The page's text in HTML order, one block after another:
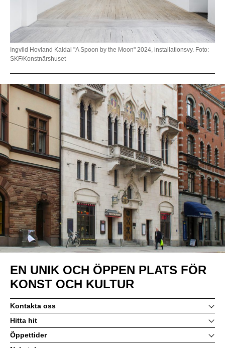
Ingvild Hovland Kaldal "A Spoon by the Moon" 2024, installationsvy. Foto:
SKF/Konstnärshuset
EN UNIK OCH ÖPPEN PLATS FÖR
KONST OCH KULTUR
Kontakta oss
Hitta hit
Öppettider